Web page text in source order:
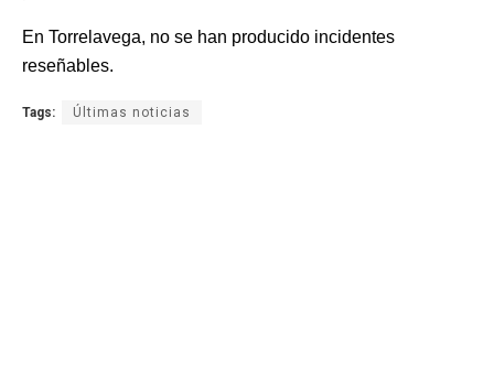
En Torrelavega, no se han producido incidentes
reseñables.
Tags: Últimas noticias